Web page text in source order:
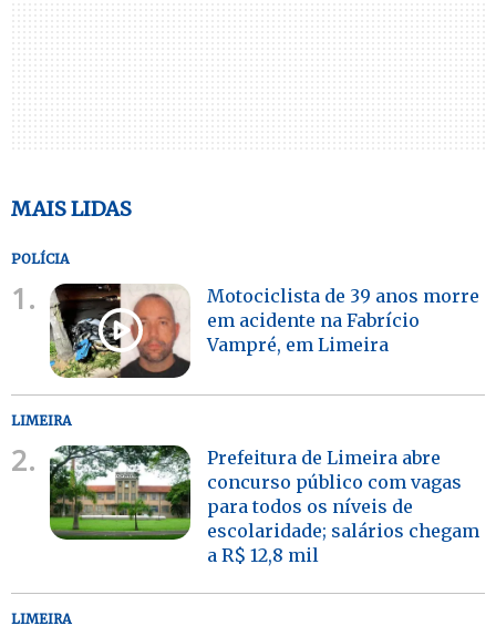
MAIS LIDAS
POLÍCIA
1.
Motociclista de 39 anos morre
em acidente na Fabrício
Vampré, em Limeira
LIMEIRA
2.
Prefeitura de Limeira abre
concurso público com vagas
para todos os níveis de
escolaridade; salários chegam
a R$ 12,8 mil
LIMEIRA